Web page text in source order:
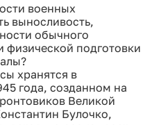
военных
выносливость,
обычного
физической подготовки
хранятся в
года, созданном на
Великой
Булочко,